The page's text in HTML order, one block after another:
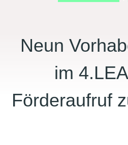
Neun
im
Förderaufruf